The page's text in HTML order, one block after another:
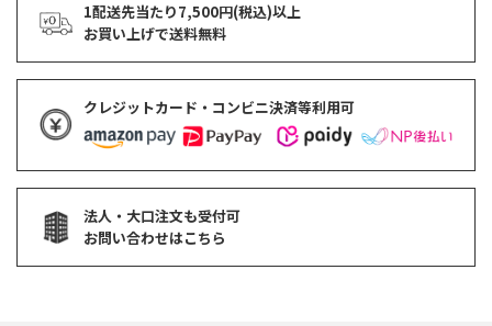
1配送先当たり7,500円(税込)以上
お買い上げで送料無料
クレジットカード・コンビニ決済等利用可
法人・大口注文も受付可
お問い合わせはこちら